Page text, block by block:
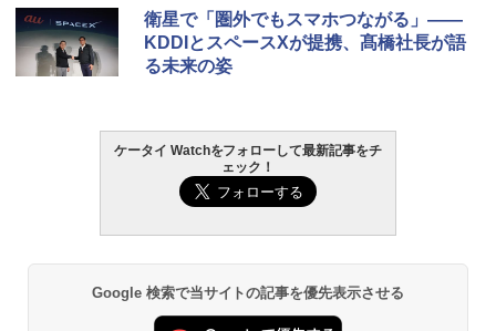
衛星で「圏外でもスマホつながる」――
KDDIとスペースXが提携、髙橋社長が語
る未来の姿
ケータイ Watchをフォローして最新記事をチ
ェック！
Google 検索で当サイトの記事を優先表示させる